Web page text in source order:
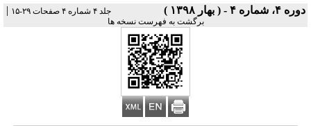
دوره ۴، شماره ۴ - ( بهار ۱۳۹۸ ) جلد ۴ شماره ۴ صفحات ۲۹-۱۵ |
برگشت به فهرست نسخه ها